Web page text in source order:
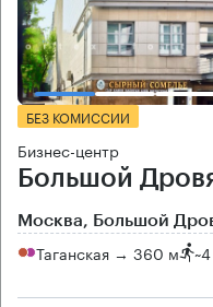
БЕЗ КОМИССИИ
Бизнес-центр
Большой
Москва, Большой
Таганская → 360 м ~